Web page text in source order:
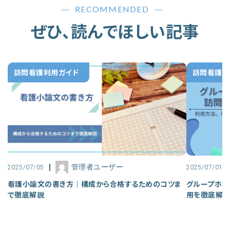
RECOMMENDED
ぜひ、読んでほしい記事
訪問看護利用ガイド
2025/07/05 管理者ユーザー
看護小論文の書き方｜構成から合格するためのコツま
で徹底解説
訪問看護
2025/07/01
グループホー
用を徹底解説